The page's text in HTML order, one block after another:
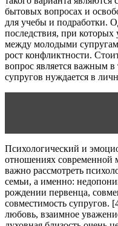
бытовых вопросах и
для учебы и подработки.
последствия, при
между молодыми
рост конфликтности.
вопрос является важным
супругов нуждается в
Психологический и
отношениях современной
важно рассмотреть
семьи, а именно:
рождении первенца,
совместимость супругов.
любовь, взаимное